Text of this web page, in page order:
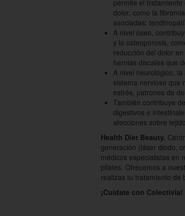
permite el
dolor, como la
asociadas:
A nivel óseo,
y la osteoporosis,
reducción del dolor
hernias discales que
A nivel neurológico,
sistema nervioso que
estrés, patrones de
También contribuye
digestivos e
afecciones sobre
Health Diet Beauty.
generación (láser diodo,
médicos especialistas en
pilates. Ofrecemos a
realizas tu tratamiento de
¡Cuídate con Colectivia!